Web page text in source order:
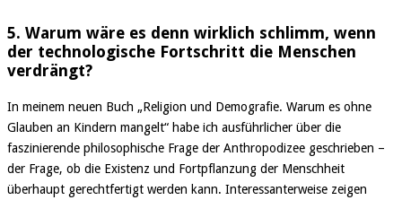
5. Warum wäre es denn wirklich schlimm, wenn
der technologische Fortschritt die Menschen
verdrängt?
In meinem neuen Buch „Religion und Demografie. Warum es ohne
Glauben an Kindern mangelt“ habe ich ausführlicher über die
faszinierende philosophische Frage der Anthropodizee geschrieben –
der Frage, ob die Existenz und Fortpflanzung der Menschheit
überhaupt gerechtfertigt werden kann. Interessanterweise zeigen